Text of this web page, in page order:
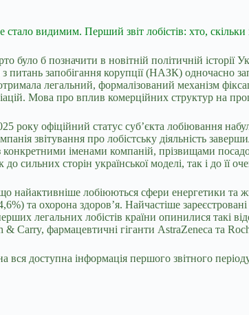
видимим. Перший звіт лобістів: хто, скільки
було б позначити в новітній політичній
питань запобігання корупції (НАЗК) одночасно
легальний, формалізований механізм
Мова про вплив комерційних структур на
року офіційний статус суб’єкта лобіювання
звітування про лобістську діяльність
конкретними іменами компаній, прізвищами
сильних сторін української моделі, так і до її
найактивніше лобіюються сфери енергетики та
та охорона здоров’я. Найчастіше
легальних лобістів країни опинилися такі
& Carry, фармацевтичні гіганти AstraZeneca та
вся доступна інформація першого звітного